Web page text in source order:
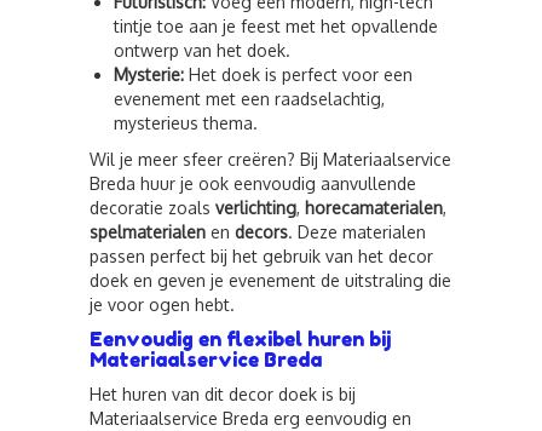
tintje toe aan je feest met het opvallende
ontwerp van het doek.
Mysterie: Het doek is perfect voor een
evenement met een raadselachtig,
mysterieus thema.
Wil je meer sfeer creëren? Bij Materiaalservice
Breda huur je ook eenvoudig aanvullende
decoratie zoals verlichting, horecamaterialen,
spelmaterialen en decors. Deze materialen
passen perfect bij het gebruik van het decor
doek en geven je evenement de uitstraling die
je voor ogen hebt.
Eenvoudig en flexibel huren bij
Materiaalservice Breda
Het huren van dit decor doek is bij
Materiaalservice Breda erg eenvoudig en